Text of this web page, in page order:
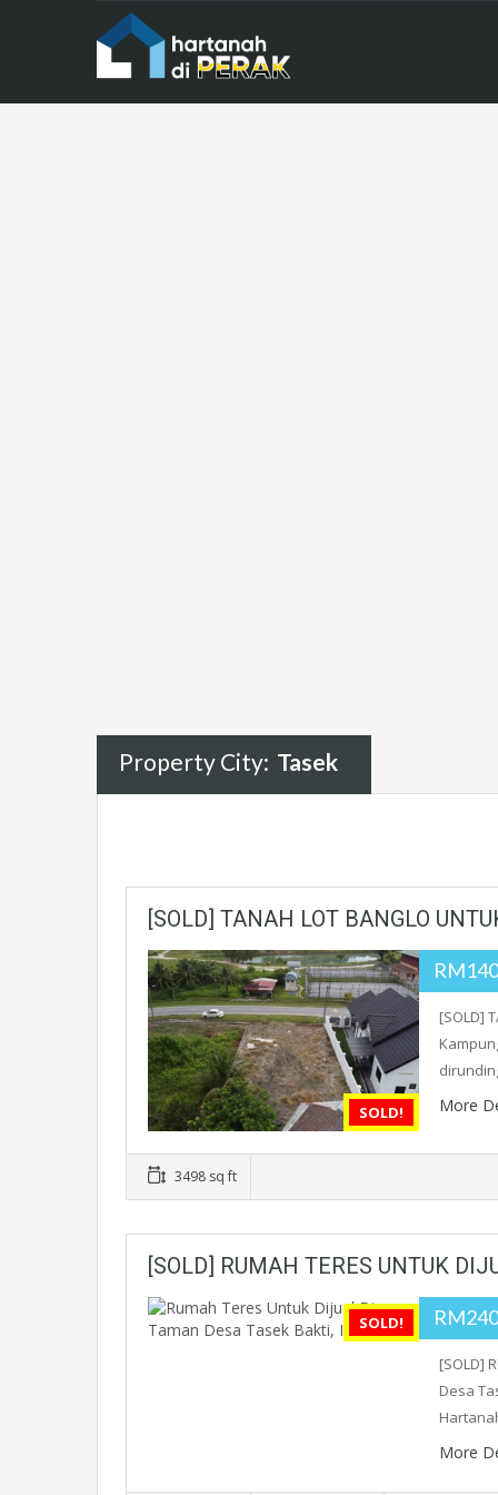
Property City: Tasek
[SOLD] TANAH LOT BANGLO
SOLD!
[SOLD]
More
3498 sq ft
[SOLD] RUMAH TERES UNTUK
SOLD!
[SOLD]
Desa
More